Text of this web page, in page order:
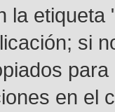
la
si
en el